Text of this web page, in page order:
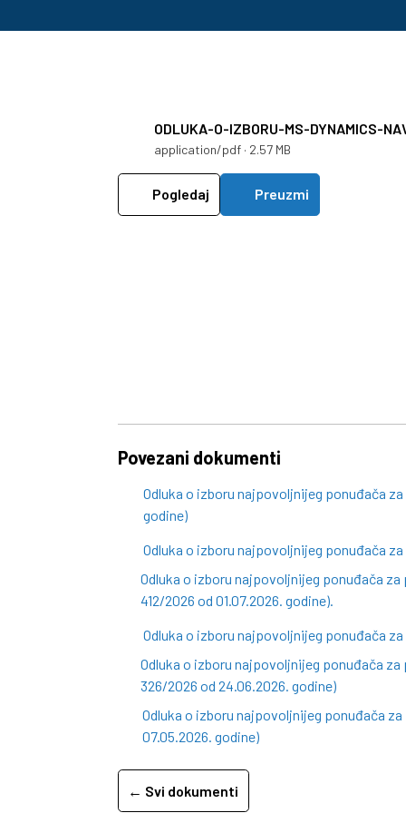
ODLUKA-O-IZBORU-MS-DYNAMICS-
application/pdf · 2.57 MB
Pogledaj Preuzmi
Povezani dokumenti
Odluka o izboru najpovoljnijeg ponuđača
godine)
Odluka o izboru najpovoljnijeg ponuđača
Odluka o izboru najpovoljnijeg ponuđača
412/2026 od 01.07.2026. godine).
Odluka o izboru najpovoljnijeg ponuđača
Odluka o izboru najpovoljnijeg ponuđača
326/2026 od 24.06.2026. godine)
Odluka o izboru najpovoljnijeg ponuđača
07.05.2026. godine)
← Svi dokumenti